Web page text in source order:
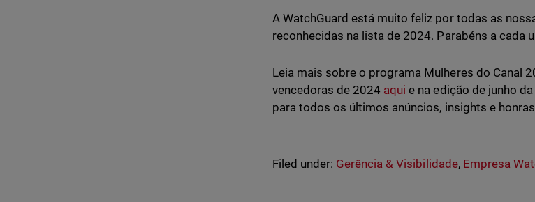
A WatchGuard está muito feliz por todas as
reconhecidas na lista de 2024. Parabéns a cada
Leia mais sobre o programa Mulheres do Canal
vencedoras de 2024 aqui e na edição de junho
para todos os últimos anúncios, insights e
Filed under: Gerência & Visibilidade, Empresa